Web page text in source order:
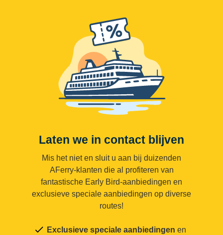
Laten we in contact blijven
Mis het niet en sluit u aan bij duizenden
AFerry-klanten die al profiteren van
fantastische Early Bird-aanbiedingen en
exclusieve speciale aanbiedingen op diverse
routes!
Exclusieve speciale aanbiedingen en